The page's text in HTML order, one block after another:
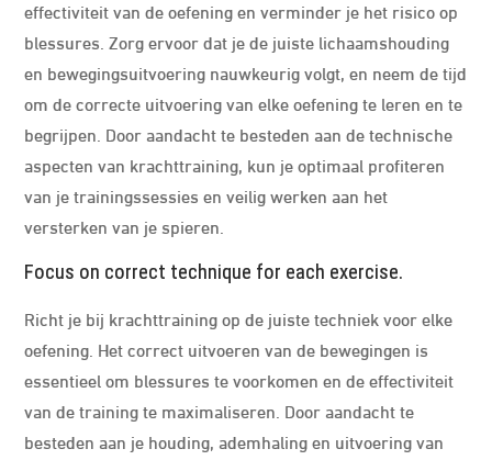
effectiviteit van de oefening en verminder je het risico op
blessures. Zorg ervoor dat je de juiste lichaamshouding
en bewegingsuitvoering nauwkeurig volgt, en neem de tijd
om de correcte uitvoering van elke oefening te leren en te
begrijpen. Door aandacht te besteden aan de technische
aspecten van krachttraining, kun je optimaal profiteren
van je trainingssessies en veilig werken aan het
versterken van je spieren.
Focus on correct technique for each exercise.
Richt je bij krachttraining op de juiste techniek voor elke
oefening. Het correct uitvoeren van de bewegingen is
essentieel om blessures te voorkomen en de effectiviteit
van de training te maximaliseren. Door aandacht te
besteden aan je houding, ademhaling en uitvoering van